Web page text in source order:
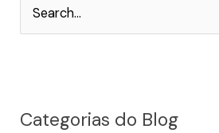
u
Categorias do Blog